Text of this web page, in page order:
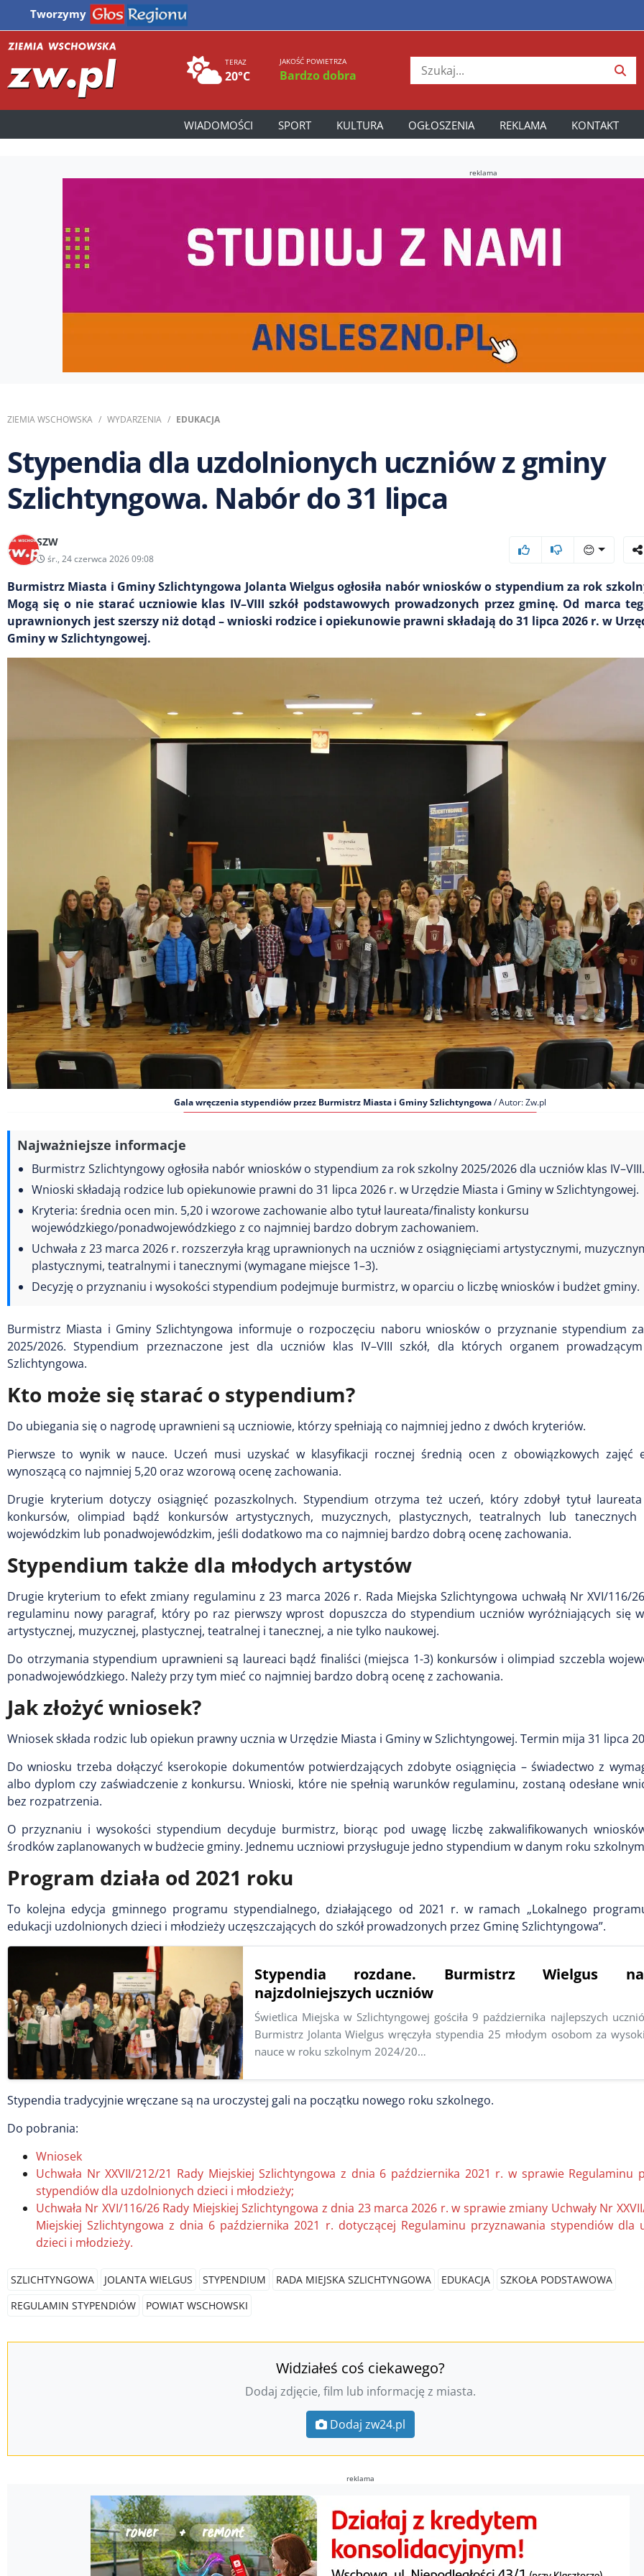
Tworzymy
TERAZ
20°C
JAKOŚĆ POWIETRZA
Bardzo dobra
WIADOMOŚCI SPORT KULTURA OGŁOSZENIA REKLAMA KONTAKT
reklama
ZIEMIA WSCHOWSKA WYDARZENIA EDUKACJA
Stypendia dla uzdolnionych uczniów z gminy
Szlichtyngowa. Nabór do 31 lipca
SZW
śr., 24 czerwca 2026 09:08
😊
Burmistrz Miasta i Gminy Szlichtyngowa Jolanta Wielgus ogłosiła nabór wniosków o stypendium za rok
Mogą się o nie starać uczniowie klas IV–VIII szkół podstawowych prowadzonych przez gminę. Od marca
uprawnionych jest szerszy niż dotąd – wnioski rodzice i opiekunowie prawni składają do 31 lipca 2026 r. w
Gminy w Szlichtyngowej.
Gala wręczenia stypendiów przez Burmistrz Miasta i Gminy Szlichtyngowa/ Autor: Zw.pl
Najważniejsze informacje
Burmistrz Szlichtyngowy ogłosiła nabór wniosków o stypendium za rok szkolny 2025/2026 dla uczniów klas IV–VIII.
Wnioski składają rodzice lub opiekunowie prawni do 31 lipca 2026 r. w Urzędzie Miasta i Gminy w Szlichtyngowej.
Kryteria: średnia ocen min. 5,20 i wzorowe zachowanie albo tytuł laureata/finalisty konkursu
wojewódzkiego/ponadwojewódzkiego z co najmniej bardzo dobrym zachowaniem.
Uchwała z 23 marca 2026 r. rozszerzyła krąg uprawnionych na uczniów z osiągnięciami artystycznymi,
plastycznymi, teatralnymi i tanecznymi (wymagane miejsce 1–3).
Decyzję o przyznaniu i wysokości stypendium podejmuje burmistrz, w oparciu o liczbę wniosków i budżet gminy.
Burmistrz Miasta i Gminy Szlichtyngowa informuje o rozpoczęciu naboru wniosków o przyznanie stypendium
2025/2026. Stypendium przeznaczone jest dla uczniów klas IV–VIII szkół, dla których organem
Szlichtyngowa.
Kto może się starać o stypendium?
Do ubiegania się o nagrodę uprawnieni są uczniowie, którzy spełniają co najmniej jedno z dwóch kryteriów.
Pierwsze to wynik w nauce. Uczeń musi uzyskać w klasyfikacji rocznej średnią ocen z obowiązkowych zajęć
wynoszącą co najmniej 5,20 oraz wzorową ocenę zachowania.
Drugie kryterium dotyczy osiągnięć pozaszkolnych. Stypendium otrzyma też uczeń, który zdobył tytuł
konkursów, olimpiad bądź konkursów artystycznych, muzycznych, plastycznych, teatralnych lub tanecznych
wojewódzkim lub ponadwojewódzkim, jeśli dodatkowo ma co najmniej bardzo dobrą ocenę zachowania.
Stypendium także dla młodych artystów
Drugie kryterium to efekt zmiany regulaminu z 23 marca 2026 r. Rada Miejska Szlichtyngowa uchwałą Nr XVI/116/
regulaminu nowy paragraf, który po raz pierwszy wprost dopuszcza do stypendium uczniów wyróżniających się
artystycznej, muzycznej, plastycznej, teatralnej i tanecznej, a nie tylko naukowej.
Do otrzymania stypendium uprawnieni są laureaci bądź finaliści (miejsca 1-3) konkursów i olimpiad szczebla
ponadwojewódzkiego. Należy przy tym mieć co najmniej bardzo dobrą ocenę z zachowania.
Jak złożyć wniosek?
Wniosek składa rodzic lub opiekun prawny ucznia w Urzędzie Miasta i Gminy w Szlichtyngowej. Termin mija 31 lipca
Do wniosku trzeba dołączyć kserokopie dokumentów potwierdzających zdobyte osiągnięcia – świadectwo z
albo dyplom czy zaświadczenie z konkursu. Wnioski, które nie spełnią warunków regulaminu, zostaną odesłane
bez rozpatrzenia.
O przyznaniu i wysokości stypendium decyduje burmistrz, biorąc pod uwagę liczbę zakwalifikowanych
środków zaplanowanych w budżecie gminy. Jednemu uczniowi przysługuje jedno stypendium w danym roku
Program działa od 2021 roku
To kolejna edycja gminnego programu stypendialnego, działającego od 2021 r. w ramach „Lokalnego
edukacji uzdolnionych dzieci i młodzieży uczęszczających do szkół prowadzonych przez Gminę Szlichtyngowa”.
Stypendia rozdane. Burmistrz Wielgus
najzdolniejszych uczniów
Świetlica Miejska w Szlichtyngowej gościła 9 października najlepszych
Burmistrz Jolanta Wielgus wręczyła stypendia 25 młodym osobom za
nauce w roku szkolnym 2024/20…
Stypendia tradycyjnie wręczane są na uroczystej gali na początku nowego roku szkolnego.
Do pobrania:
Wniosek
Uchwała Nr XXVII/212/21 Rady Miejskiej Szlichtyngowa z dnia 6 października 2021 r. w sprawie Regulaminu
stypendiów dla uzdolnionych dzieci i młodzieży;
Uchwała Nr XVI/116/26 Rady Miejskiej Szlichtyngowa z dnia 23 marca 2026 r. w sprawie zmiany Uchwały Nr
Miejskiej Szlichtyngowa z dnia 6 października 2021 r. dotyczącej Regulaminu przyznawania stypendiów dla
dzieci i młodzieży.
SZLICHTYNGOWA JOLANTA WIELGUS STYPENDIUM RADA MIEJSKA SZLICHTYNGOWA EDUKACJA
SZKOŁA PODSTAWOWA
REGULAMIN STYPENDIÓW
POWIAT WSCHOWSKI
Widziałeś coś ciekawego?
Dodaj zdjęcie, film lub informację z miasta.
Dodaj zw24.pl
reklama